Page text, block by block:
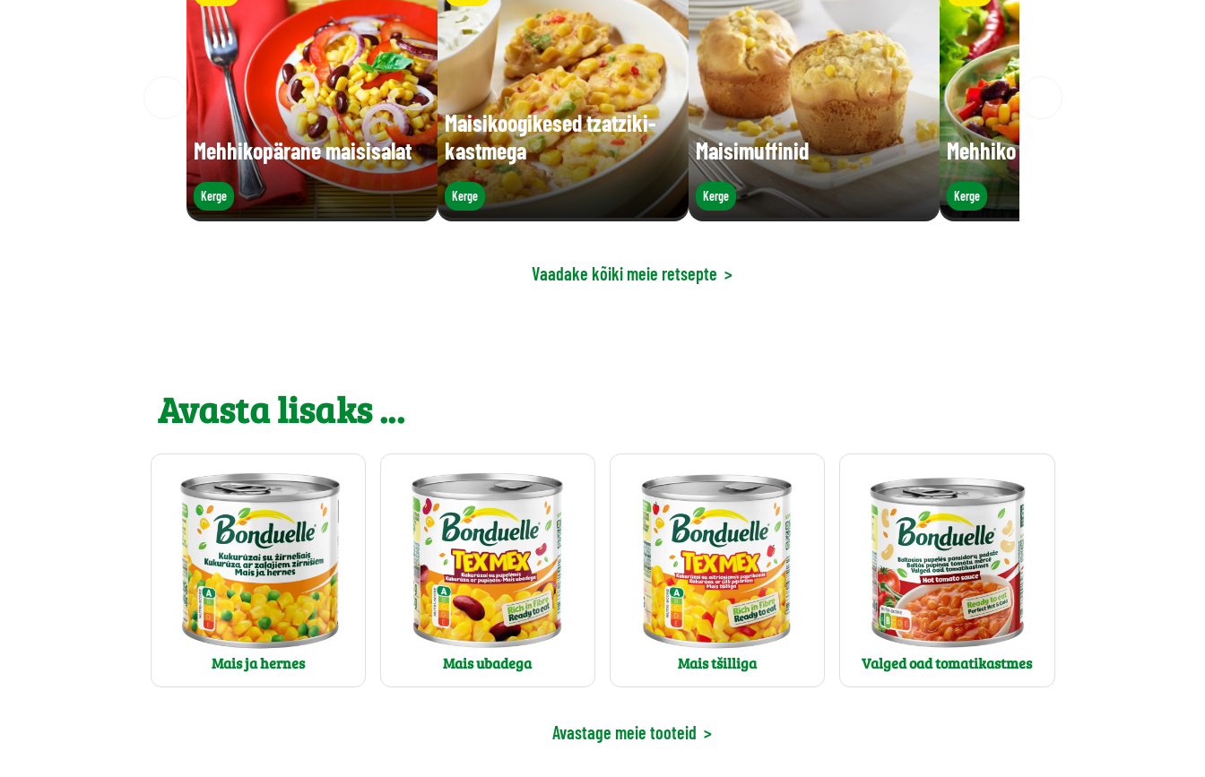
Mehhikopärane maisisalat
Kerge
Maisikoogikesed tzatziki-
kastmega
Kerge
Maisimuffinid
Kerge
Mehhiko salat
Kerge
Vaadake kõiki meie retsepte >
Avasta lisaks ...
Mais ja hernes Mais ubadega Mais tšilliga Valged oad tomatikastmes
Avastage meie tooteid >